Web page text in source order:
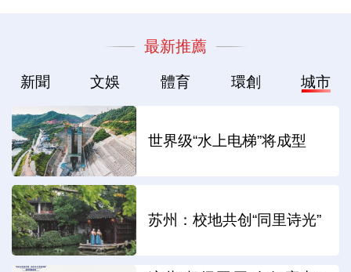
最新推薦
新聞 文娛 體育 環創 城市
世界级“水上电梯”将成型
苏州：校地共创“同里诗光”